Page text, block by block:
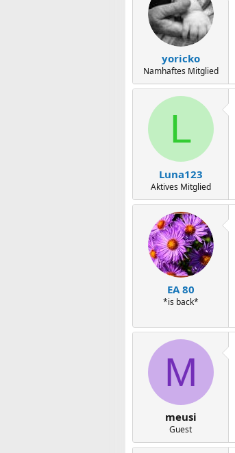
yoricko
Namhaftes Mitglied
L
Luna123
Aktives Mitglied
EA 80
*is back*
M
meusi
Guest